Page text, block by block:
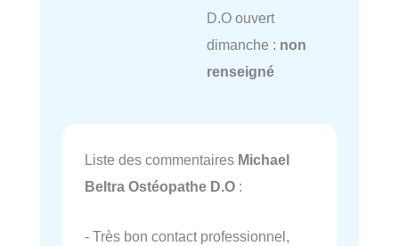
D.O ouvert
dimanche : non
renseigné
Liste des commentaires Michael
Beltra Ostéopathe D.O :
- Très bon contact professionnel,